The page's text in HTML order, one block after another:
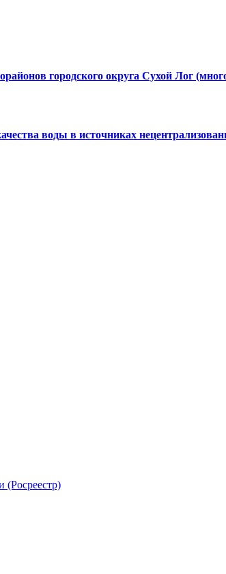
городского округа Сухой Лог
воды в источниках
(Росреестр)